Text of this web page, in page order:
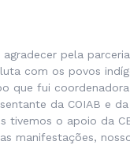
pela
com os povos
que fui coordenadora
da COIAB e
tivemos o apoio da
manifestações,